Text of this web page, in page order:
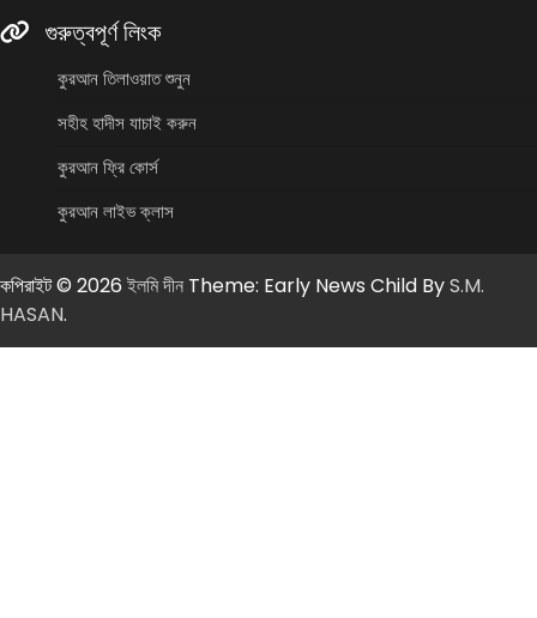
গুরুত্বপূর্ণ লিংক
কুরআন তিলাওয়াত শুনুন
সহীহ হাদীস যাচাই করুন
কুরআন ফ্রি কোর্স
কুরআন লাইভ ক্লাস
কপিরাইট © 2026ইলমি দীন Theme: Early News Child ByS.M.
HASAN.